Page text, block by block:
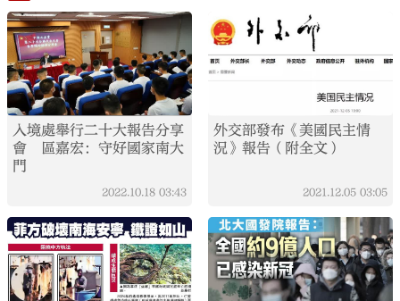
入境處舉行二十大報告分享
會 區嘉宏：守好國家南大
門
2022.10.18 03:43
外交部發布《美國民主情
況》報告（附全文）
2021.12.05 03:05